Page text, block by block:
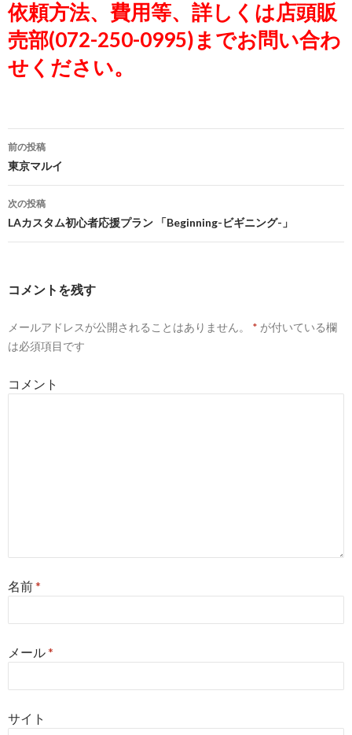
依頼方法、費用等、詳しくは店頭販
売部(072-250-0995)までお問い合わ
せください。
投
稿
ナ
ゲ
シ
ン
前の投稿
東京マルイ
次の投稿
LAカスタム初心者応援プラン 「Beginning-ビギニング-」
コメントを残す
メールアドレスが公開されることはありません。 * が付いている欄
は必須項目です
コメント
名前*
メール*
サイト